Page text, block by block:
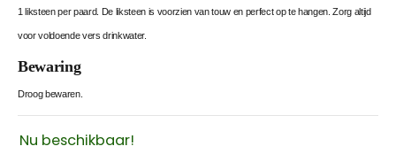
1 liksteen per paard. De liksteen is voorzien van touw en perfect op te hangen. Zorg altijd
voor voldoende vers drinkwater.
Bewaring
Droog bewaren.
Nu beschikbaar!